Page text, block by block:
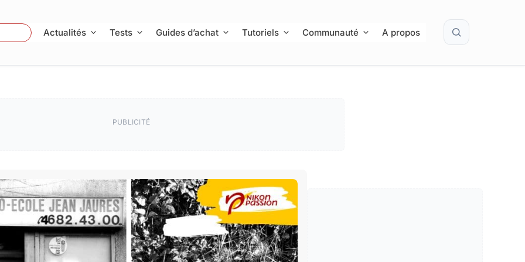
Actualités Tests Guides d’achat Tutoriels Communauté A propos Rechercher
PUBLICITÉ